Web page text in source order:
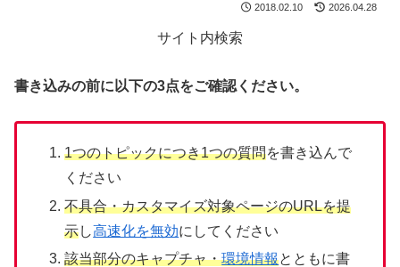
2018.02.10 2026.04.28
サイト内検索
書き込みの前に以下の3点をご確認ください。
1つのトピックにつき1つの質問を書き込んで
ください
不具合・カスタマイズ対象ページのURLを提
示し高速化を無効にしてください
該当部分のキャプチャ・環境情報とともに書